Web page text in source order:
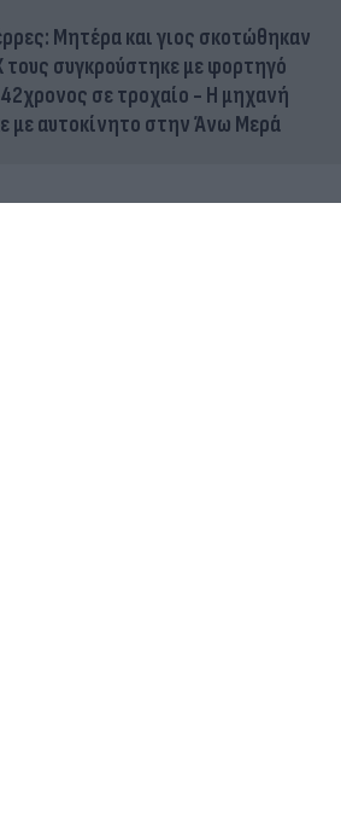
Μητέρα και γιος σκοτώθηκαν
τους συγκρούστηκε με φορτηγό
σε τροχαίο - Η μηχανή
με αυτοκίνητο στην Άνω Μερά